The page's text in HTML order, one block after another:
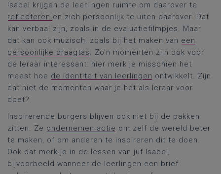
Isabel krijgen de leerlingen ruimte om daarover te
reflecteren en zich persoonlijk te uiten daarover. Dat
kan verbaal zijn, zoals in de evaluatiefilmpjes. Maar
dat kan ook muzisch, zoals bij het maken van een
persoonlijke draagtas. Zo'n momenten zijn ook voor
de leraar interessant: hier merk je misschien het
meest hoe de identiteit van leerlingen ontwikkelt. Zijn
dat niet de momenten waar je het als leraar voor
doet?
Inspirerende burgers blijven ook niet bij de pakken
zitten. Ze ondernemen actie om zelf de wereld beter
te maken, of om anderen te inspireren dit te doen.
Ook dat merk je in de lessen van juf Isabel,
bijvoorbeeld wanneer de leerlingen een brief